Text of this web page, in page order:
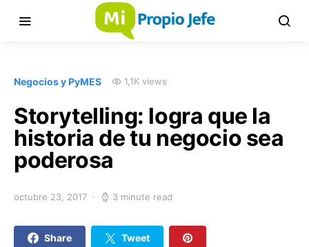
Negocios y PyMES 1,1K views
Storytelling: logra que la
historia de tu negocio sea
poderosa
octubre 23, 2017 3 minute read
Share Tweet